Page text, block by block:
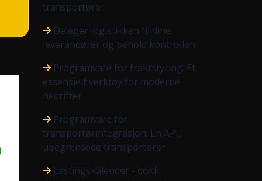
transportører
Deleger logistikken til dine
leverandører og behold kontrollen
Programvare for fraktstyring: Et
essensielt verktøy for moderne
bedrifter
Programvare for
transportørintegrasjon: Én API,
ubegrensede transportører
Lastingskalender - dokk